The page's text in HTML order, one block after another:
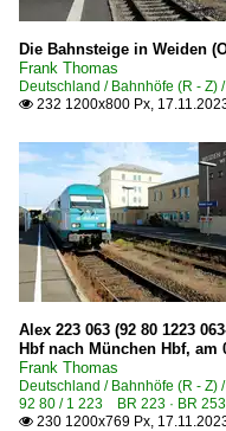
Die Bahnsteige in Weiden
Frank Thomas
Deutschland / Bahnhöfe (R - Z)
 232 1200x800 Px,
Alex 223 063 (92 80 1223
Hbf nach München Hbf, am
Frank Thomas
Deutschland / Bahnhöfe (R - Z)
92 80 / 1 223 BR 223 · BR
 230 1200x769 Px,